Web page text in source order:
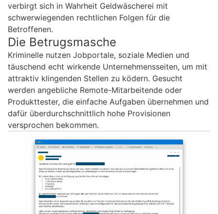
verbirgt sich in Wahrheit Geldwäscherei mit
schwerwiegenden rechtlichen Folgen für die
Betroffenen.
Die Betrugsmasche
Kriminelle nutzen Jobportale, soziale Medien und
täuschend echt wirkende Unternehmensseiten, um mit
attraktiv klingenden Stellen zu ködern. Gesucht
werden angebliche Remote-Mitarbeitende oder
Produkttester, die einfache Aufgaben übernehmen und
dafür überdurchschnittlich hohe Provisionen
versprochen bekommen.